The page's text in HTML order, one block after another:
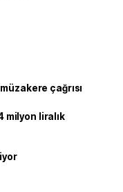
çağrısı
milyon liralık